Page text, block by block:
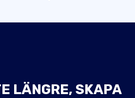
LÄNGRE, SKAPA